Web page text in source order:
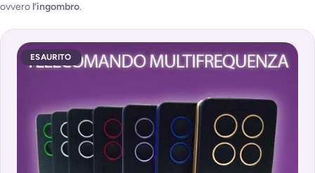
ovvero l’ingombro.
ESAURITO